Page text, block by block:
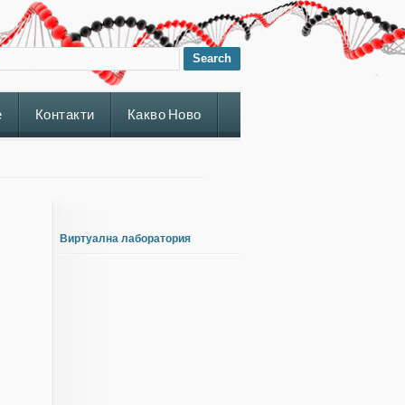
Контакти Какво Ново
Виртуална лаборатория